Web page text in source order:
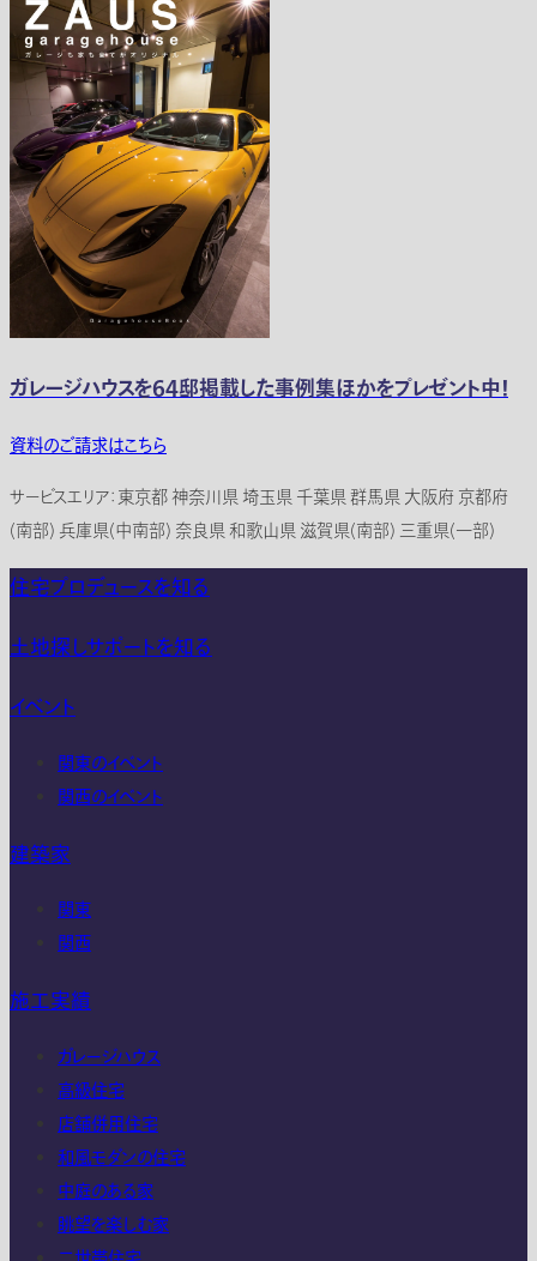
ガレージハウスを64邸掲載した事例集ほかをプレゼント中！
資料のご請求はこちら
サービスエリア：東京都 神奈川県 埼玉県 千葉県 群馬県 大阪府 京都府
(南部) 兵庫県(中南部) 奈良県 和歌山県 滋賀県(南部) 三重県(一部)
住宅プロデュースを知る
土地探しサポートを知る
イベント
関東のイベント
関西のイベント
建築家
関東
関西
施工実績
ガレージハウス
高級住宅
店舗併用住宅
和風モダンの住宅
中庭のある家
眺望を楽しむ家